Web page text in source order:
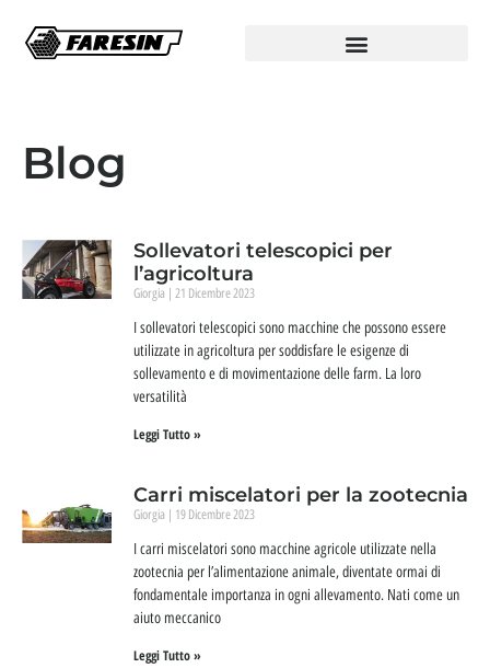
Blog
Sollevatori telescopici per
l’agricoltura
Giorgia 21 Dicembre 2023
I sollevatori telescopici sono macchine che possono essere
utilizzate in agricoltura per soddisfare le esigenze di
sollevamento e di movimentazione delle farm. La loro
versatilità
Leggi Tutto »
Carri miscelatori per la zootecnia
Giorgia 19 Dicembre 2023
I carri miscelatori sono macchine agricole utilizzate nella
zootecnia per l’alimentazione animale, diventate ormai di
fondamentale importanza in ogni allevamento. Nati come un
aiuto meccanico
Leggi Tutto »